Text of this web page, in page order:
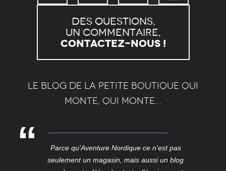
Des questions,
un commentaire,
Contactez-nous !
Le blog de la petite boutique qui
monte, qui monte…
Parce qu'Aventure Nordique ce n'est pas
seulement un magasin, mais aussi un blog